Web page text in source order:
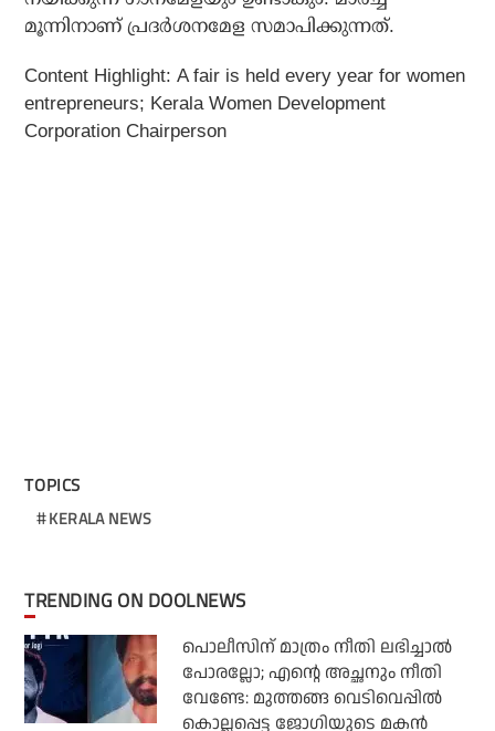
മൂന്നിനാണ് പ്രദര്‍ശനമേള സമാപിക്കുന്നത്.
Content Highlight: A fair is held every year for women
entrepreneurs; Kerala Women Development
Corporation Chairperson
TOPICS
KERALA NEWS
TRENDING ON DOOLNEWS
പൊലീസിന് മാത്രം നീതി ലഭിച്ചാല്‍
പോരല്ലോ; എന്റെ അച്ഛനും നീതി
വേണ്ടേ: മുത്തങ്ങ വെടിവെപ്പില്‍
കൊല്ലപ്പെട്ട ജോഗിയുടെ മകന്‍